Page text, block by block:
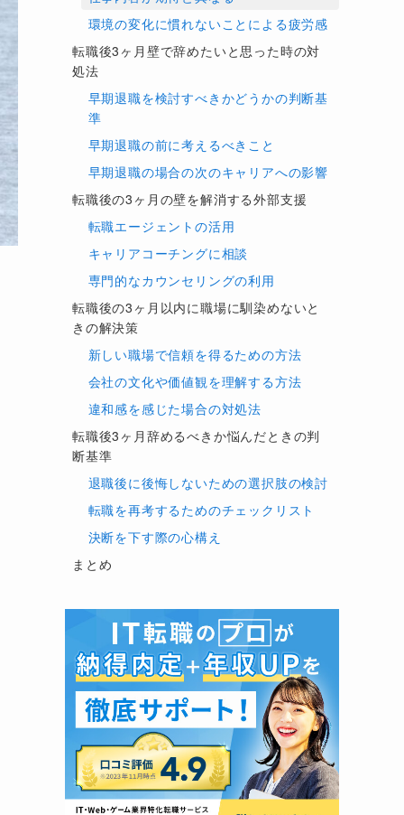
環境の変化に慣れないことによる疲労感
転職後3ヶ月壁で辞めたいと思った時の対
処法
早期退職を検討すべきかどうかの判断基
準
早期退職の前に考えるべきこと
早期退職の場合の次のキャリアへの影響
転職後の3ヶ月の壁を解消する外部支援
転職エージェントの活用
キャリアコーチングに相談
専門的なカウンセリングの利用
転職後の3ヶ月以内に職場に馴染めないと
きの解決策
新しい職場で信頼を得るための方法
会社の文化や価値観を理解する方法
違和感を感じた場合の対処法
転職後3ヶ月辞めるべきか悩んだときの判
断基準
退職後に後悔しないための選択肢の検討
転職を再考するためのチェックリスト
決断を下す際の心構え
まとめ